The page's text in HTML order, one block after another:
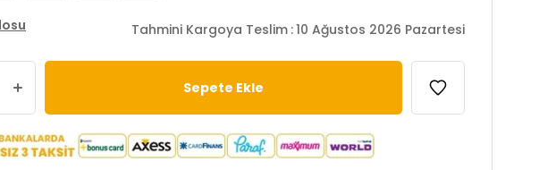
Tahmini Kargoya Teslim :10 Ağustos 2026 Pazartesi